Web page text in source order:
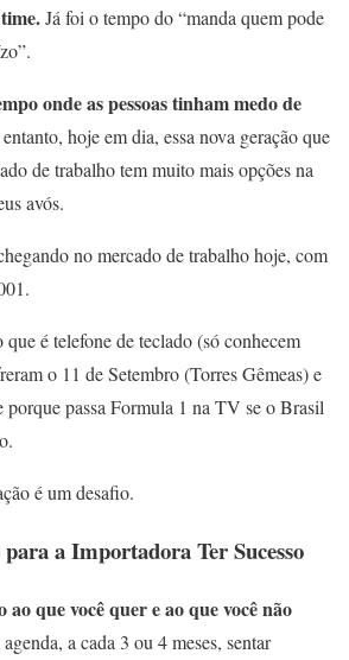
Já foi o tempo do “manda quem pode
onde as pessoas tinham medo de
hoje em dia, essa nova geração que
de trabalho tem muito mais opções na
avós.
no mercado de trabalho hoje, com
que é telefone de teclado (só conhecem
o 11 de Setembro (Torres Gêmeas) e
porque passa Formula 1 na TV se o Brasil
é um desafio.
a Importadora Ter Sucesso
ao que você quer e ao que você não
a cada 3 ou 4 meses, sentar